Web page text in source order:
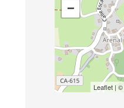
−
Leaflet| ©